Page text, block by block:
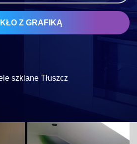
Z GRAFIKĄ
szklane Tłuszcz